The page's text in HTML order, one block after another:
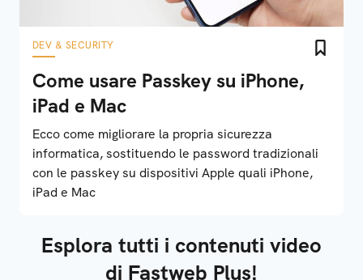
DEV & SECURITY
Come usare Passkey su iPhone,
iPad e Mac
Ecco come migliorare la propria sicurezza
informatica, sostituendo le password tradizionali
con le passkey su dispositivi Apple quali iPhone,
iPad e Mac
Esplora tutti i contenuti video
di Fastweb Plus!